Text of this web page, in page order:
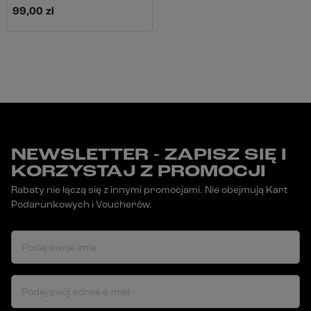
99,00 zł
NEWSLETTER - ZAPISZ SIĘ I
KORZYSTAJ Z PROMOCJI
Rabaty nie łączą się z innymi promocjami. Nie obejmują Kart
Podarunkowych i Voucherów.
Podaj swoje imię
Podaj swój adres e-mail